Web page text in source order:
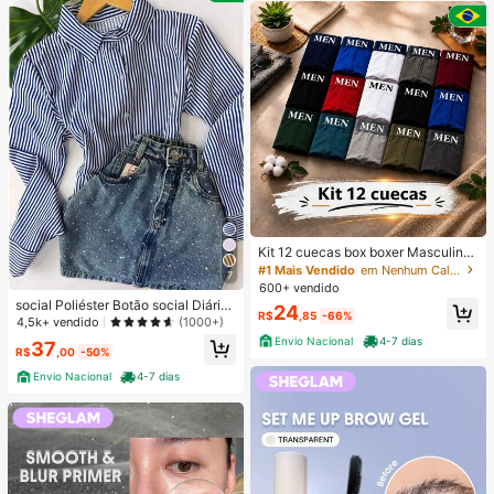
7
social Poliéster Botão social Diário
PRIMAVERA/VERAO/INVERNO
4,5k+ vendido (1000+)
R$37 ,00 -50%
Envio Nacional
4-7 dias
Kit 12 cuecas box boxer Masculinas
Premium Microfibra Confort Boxer o
u 4
#1 Mais Vendido
em Nenhum Calções de banho masculinos
600+ vendido
R$24 ,85 -66%
Envio Nacional
4-7 dias